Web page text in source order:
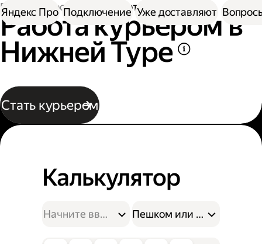
Работа в Доставке Работа курьером
Работа курьером в
Нижней Туре
Стать курьером
Яндекс Про Подключение Уже доставляют
Калькулятор
Пешком или на